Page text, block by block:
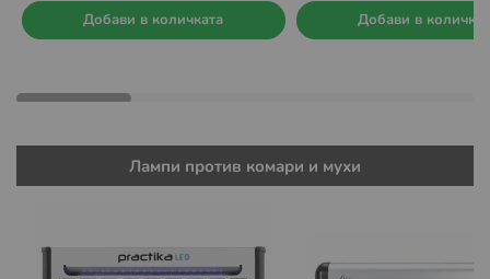
Добави в количката
Добави в
Лампи против комари и мухи